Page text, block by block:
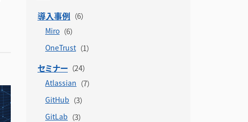
導入事例
Miro
OneTrust
セミナー
Atlassian
GitHub
GitLab